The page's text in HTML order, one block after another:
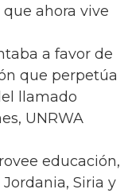
ahora vive
a favor de
que perpetúa
llamado
UNRWA
educación,
Siria y